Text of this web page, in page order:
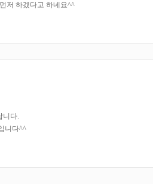
저 하겠다고 하네요^^
니다.
니다^^